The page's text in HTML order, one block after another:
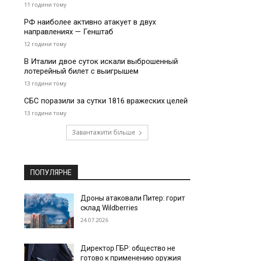
11 години тому
РФ наиболее активно атакует в двух
направлениях — Генштаб
12 години тому
В Италии двое суток искали выброшенный
лотерейный билет с выигрышем
13 години тому
СБС поразили за сутки 1816 вражеских целей
13 години тому
Завантажити більше
ПОПУЛЯРНЕ
Дроны атаковали Питер: горит
склад Wildberries
24.07.2026
Директор ГБР: общество не
готово к применению оружия